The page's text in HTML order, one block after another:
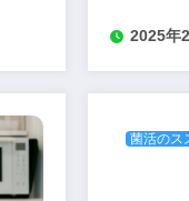
2025年
菌活のス